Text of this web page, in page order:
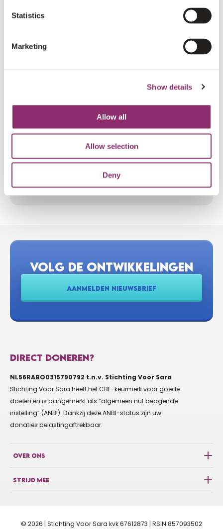
Statistics
Marketing
Show details
Allow all
Allow selection
Deny
Waarom zijn hartcontroles belangrijk als je
Wanneer is ergotherapie zinvol bij LAMA2-MD?
Hoe voorkom je overbelasting tijdens
Wat kan een revalidatiearts betekenen bij
LAMA2-MD?
VOLG DE ONTWIKKELINGEN
AANMELDEN NIEUWSBRIEF
DIRECT DONEREN?
NL56RABO0315790792 t.n.v. Stichting Voor Sara
Stichting Voor Sara heeft het CBF-keurmerk voor goede
doelen en is aangemerkt als “algemeen nut beogende
instelling” (ANBI). Dankzij deze ANBI-status zijn uw
donaties belastingaftrekbaar.
OVER ONS
STRIJD MEE
© 2026 | Stichting Voor Sara kvk 67612873 | RSIN 857093502